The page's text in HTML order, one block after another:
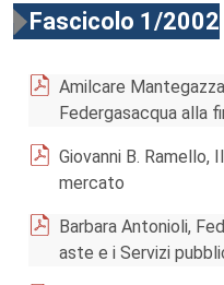
Fascicolo 1/2002
Amilcare
Federgasacqua alla
Giovanni B.
mercato
Barbara Antonioli,
aste e i Servizi